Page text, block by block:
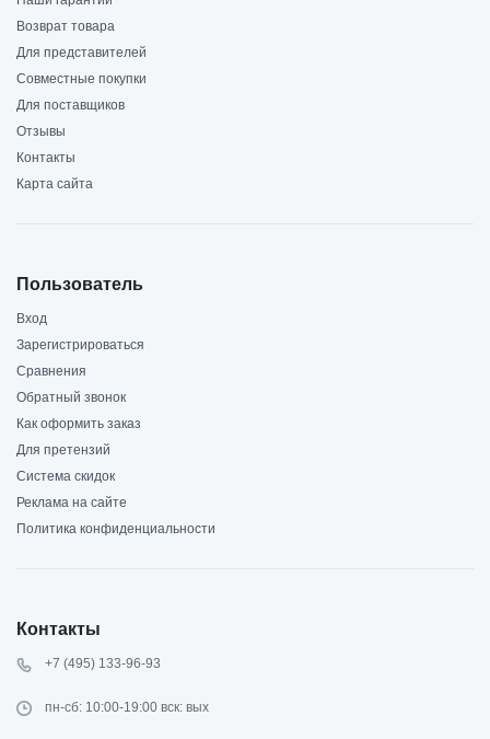
Возврат товара
Для представителей
Совместные покупки
Для поставщиков
Отзывы
Контакты
Карта сайта
Пользователь
Вход
Зарегистрироваться
Сравнения
Обратный звонок
Как оформить заказ
Для претензий
Система скидок
Реклама на сайте
Политика конфиденциальности
Контакты
+7 (495) 133-96-93
пн-сб: 10:00-19:00 вск: вых